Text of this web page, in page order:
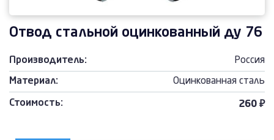
Отвод стальной оцинкованный ду 76
Производитель: Россия
Материал: Оцинкованная сталь
Стоимость: 260 ₽